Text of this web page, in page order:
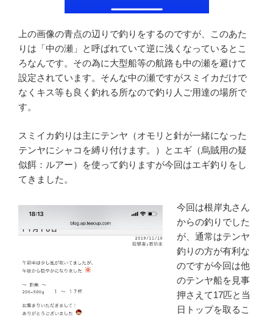
上の画像の青点の辺りで釣りをするのですが、このあた
りは「中の瀬」と呼ばれていて逆に浅くなっているとこ
ろなんです。その為に大型船等の航路も中の瀬を避けて
設定されています。そんな中の瀬ですがスミイカだけで
なくキス等も良く釣れる所なので釣り人ご用達の場所で
す。
スミイカ釣りは主にテンヤ（オモリと針が一緒になった
テンヤにシャコを縛り付けます。）とエギ（烏賊用の疑
似餌：ルアー）を使って釣りますが今回はエギ釣りをし
てきました。
今回は根岸丸さん
からの釣りでした
が、通常はテンヤ
釣りの方が有利な
のですが今回は他
のテンヤ船を見事
押さえて17匹と当
日トップを取るこ